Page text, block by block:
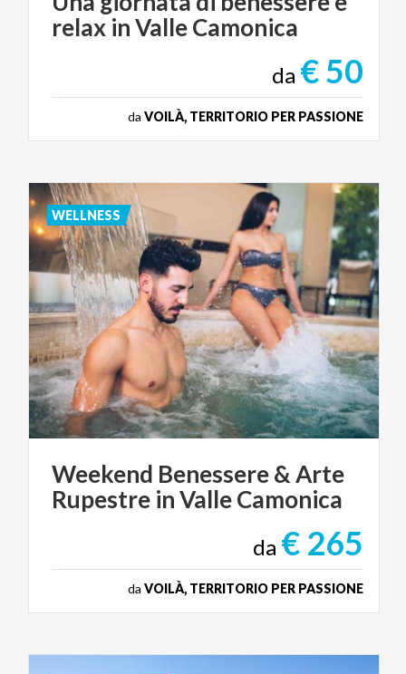
relax inValleCamonica
da € 50
da VOILÀ, TERRITORIO PER PASSIONE
Weekend Benessere&Arte
Rupestre inValleCamonica
da € 265
da VOILÀ, TERRITORIO PER PASSIONE
WELLNESS